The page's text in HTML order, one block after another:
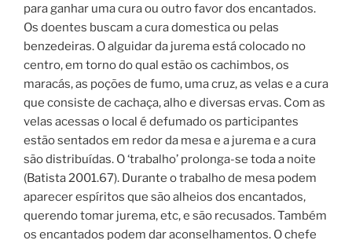
para ganhar uma cura ou outro favor dos encantados.
Os doentes buscam a cura domestica ou pelas
benzedeiras. O alguidar da jurema está colocado no
centro, em torno do qual estão os cachimbos, os
maracás, as poções de fumo, uma cruz, as velas e a cura
que consiste de cachaça, alho e diversas ervas. Com as
velas acessas o local é defumado os participantes
estão sentados em redor da mesa e a jurema e a cura
são distribuídas. O ‘trabalho’ prolonga-se toda a noite
(Batista 2001.67). Durante o trabalho de mesa podem
aparecer espíritos que são alheios dos encantados,
querendo tomar jurema, etc, e são recusados. Também
os encantados podem dar aconselhamentos. O chefe